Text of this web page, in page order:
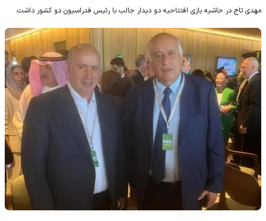
مهدی تاج در حاشیه بازی افتتاحیه دو دیدار جالب با رئیس فدراسیون دو کشور داشت.